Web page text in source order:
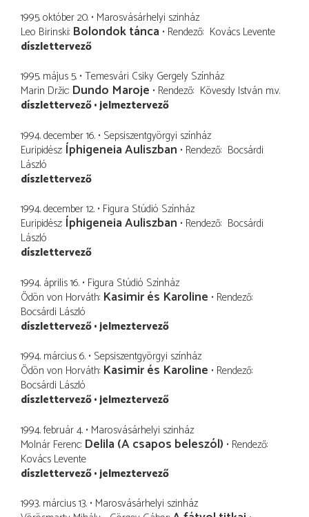
1995. október 20. Marosvásárhelyi szinház
Leo Birinski Bolondok tánca Rendező Kovács Levente
díszlettervező
1995. május 5. Temesvári Csiky Gergely Színház
Marin Držic Dundo Maroje Rendező Kövesdy István m.v.
díszlettervező jelmeztervező
1994. december 16. Sepsiszentgyörgyi színház
Euripidész Íphigeneia Auliszban Rendező Bocsárdi
László
díszlettervező
1994. december 12. Figura Stúdió Színház
Euripidész Íphigeneia Auliszban Rendező Bocsárdi
László
díszlettervező
1994. április 16. Figura Stúdió Színház
Ödön von Horváth Kasimir és Karoline Rendező
Bocsárdi László
díszlettervező jelmeztervező
1994. március 6. Sepsiszentgyörgyi színház
Ödön von Horváth Kasimir és Karoline Rendező
Bocsárdi László
díszlettervező jelmeztervező
1994. február 4. Marosvásárhelyi szinház
Molnár Ferenc Delila (A csapos beleszól) Rendező
Kovács Levente
díszlettervező jelmeztervező
1993. március 13. Marosvásárhelyi szinház